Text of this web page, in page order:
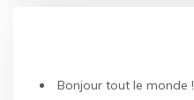
Bonjour tout le monde !